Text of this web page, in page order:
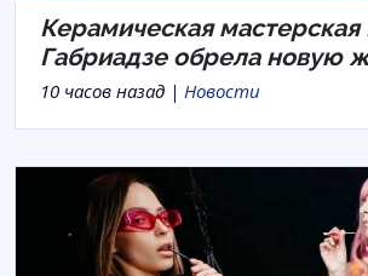
Керамическая мастерская
Габриадзе обрела новую
10 часов назад | Новости